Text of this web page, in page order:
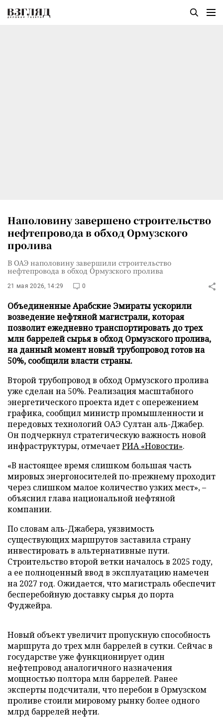
Наполовину завершено строительство
нефтепровода в обход Ормузского
пролива
В ОАЭ наполовину завершили строительство
нефтепровода в обход Ормузского пролива
21 мая 2026, 14:29 0
Объединенные Арабские Эмираты ускорили
возведение нефтяной магистрали, которая
позволит ежедневно транспортировать до трех
млн баррелей сырья в обход Ормузского пролива,
на данный момент новый трубопровод готов на
50%, сообщили власти страны.
Второй трубопровод в обход Ормузского пролива
уже сделан на 50%. Реализация масштабного
энергетического проекта идет с опережением
графика, сообщил министр промышленности и
передовых технологий ОАЭ Султан аль-Джабер.
Он подчеркнул стратегическую важность новой
инфраструктуры, отмечаетРИА «Новости».
«В настоящее время слишком большая часть
мировых энергоносителей по-прежнему проходит
через слишком малое количество узких мест», –
объяснил глава национальной нефтяной
компании.
По словам аль-Джабера, уязвимость
существующих маршрутов заставила страну
инвестировать в альтернативные пути.
Строительство второй ветки началось в 2025 году,
а ее полноценный ввод в эксплуатацию намечен
на 2027 год. Ожидается, что магистраль обеспечит
бесперебойную доставку сырья до порта
Фуджейра.
Новый объект увеличит пропускную способность
маршрута до трех млн баррелей в сутки. Сейчас в
государстве уже функционирует один
нефтепровод аналогичного назначения
мощностью полтора млн баррелей. Ранее
эксперты подсчитали, что перебои в Ормузском
проливе стоили мировому рынку более одного
млрд баррелей нефти.